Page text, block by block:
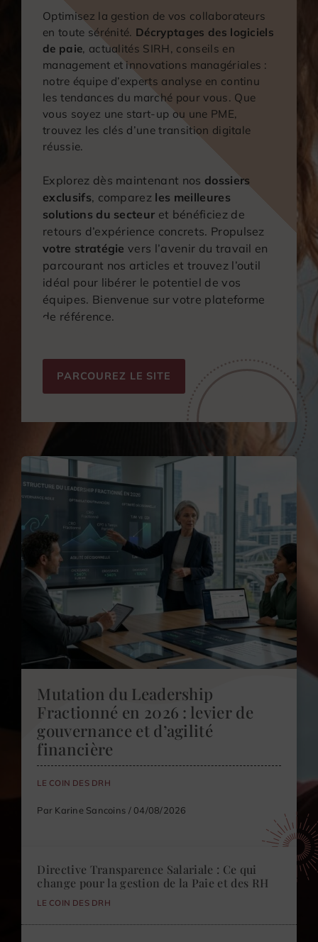
Optimisez la gestion de vos collaborateurs
en toute sérénité. Décryptages des logiciels
de paie, actualités SIRH, conseils en
management et innovations managériales :
notre équipe d’experts analyse en continu
les tendances du marché pour vous. Que
vous soyez une start-up ou une PME,
trouvez les clés d’une transition digitale
réussie.
Explorez dès maintenant nos dossiers
exclusifs, comparez les meilleures
solutions du secteur et bénéficiez de
retours d’expérience concrets. Propulsez
votre stratégie vers l’avenir du travail en
parcourant nos articles et trouvez l’outil
idéal pour libérer le potentiel de vos
équipes. Bienvenue sur votre plateforme
de référence.
PARCOUREZ LE SITE
Mutation du Leadership
Fractionné en 2026 : levier de
gouvernance et d’agilité
financière
LE COIN DES DRH
Par Karine Sancoins / 04/08/2026
Directive Transparence Salariale : Ce qui
change pour la gestion de la Paie et des RH
LE COIN DES DRH